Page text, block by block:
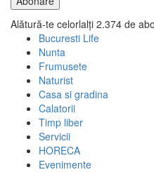
Alătură-te celorlalți 2.374 de
Bucuresti Life
Nunta
Frumusete
Naturist
Casa si gradina
Calatorii
Timp liber
Servicii
HORECA
Evenimente